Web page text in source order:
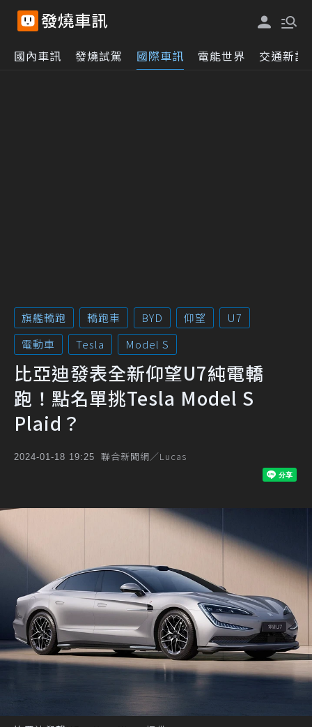
國內車訊 發燒試駕 國際車訊 電能世界 交通新訊
旗艦轎跑 轎跑車 BYD 仰望
U7
電動車
Tesla Model S
比亞迪發表全新仰望U7純電轎
跑！點名單挑Tesla Model S
Plaid？
2024-01-18 19:25 聯合新聞網／Lucas